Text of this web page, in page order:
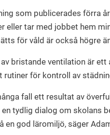
som publicerades förra
eller tar med jobbet hem
för våld är också högre
bristande ventilation är
rutiner för kontroll av
fall ett resultat av
tydlig dialog om skolans
en god läromiljö, säger